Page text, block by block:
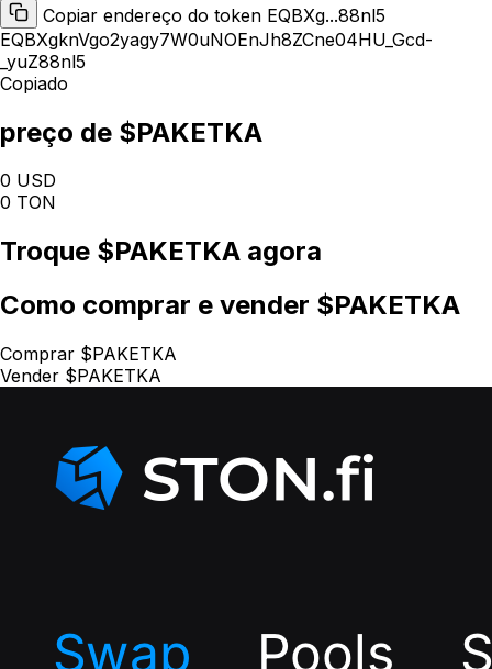
Copiar endereço do token EQBXg...88nl5
EQBXgknVgo2yagy7W0uNOEnJh8ZCne04HU_Gcd-
_yuZ88nl5
Copiado
preço de $PAKETKA
0 USD
0 TON
Troque $PAKETKA agora
Como comprar e vender $PAKETKA
Comprar $PAKETKA
Vender $PAKETKA